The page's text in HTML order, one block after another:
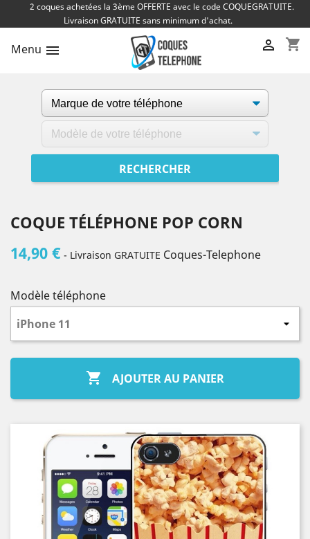
2 coques achetées la 3ème OFFERTE avec le code COQUEGRATUITE.
Livraison GRATUITE sans minimum d'achat.
Menu  shopping_cart

COQUE TÉLÉPHONE POP CORN
14,90 € - Livraison GRATUITE Coques-Telephone
Modèle téléphone
 AJOUTER AU PANIER